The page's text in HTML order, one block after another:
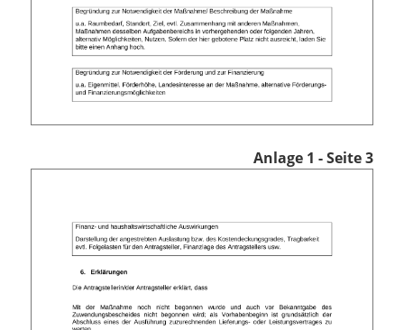
Anlage 1 - Seite 3